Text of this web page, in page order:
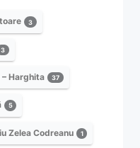
3
3
Harghita 37
5
Zelea Codreanu 1